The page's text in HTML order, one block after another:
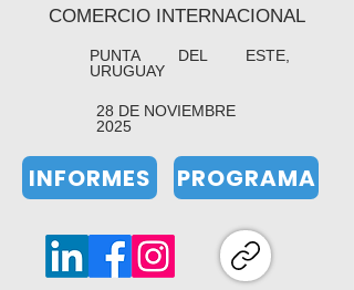
COMERCIO INTERNACIONAL
PUNTA DEL ESTE,
URUGUAY
28 DE NOVIEMBRE
2025
INFORMES PROGRAMA